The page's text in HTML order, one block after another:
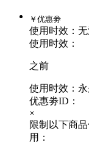
￥ 优惠劵
使用时效：
使用时效：
之前
使用时效：
优惠劵ID：
×
限制以下商品
用：